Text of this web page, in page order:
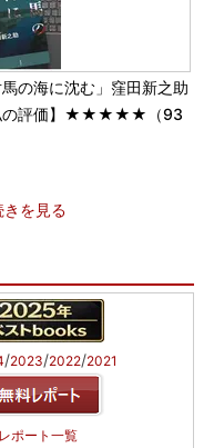
馬の海に沈む」窪田新之助
の評価】★★★★★（93
を見る
/2023/2022/2021
ポート一覧